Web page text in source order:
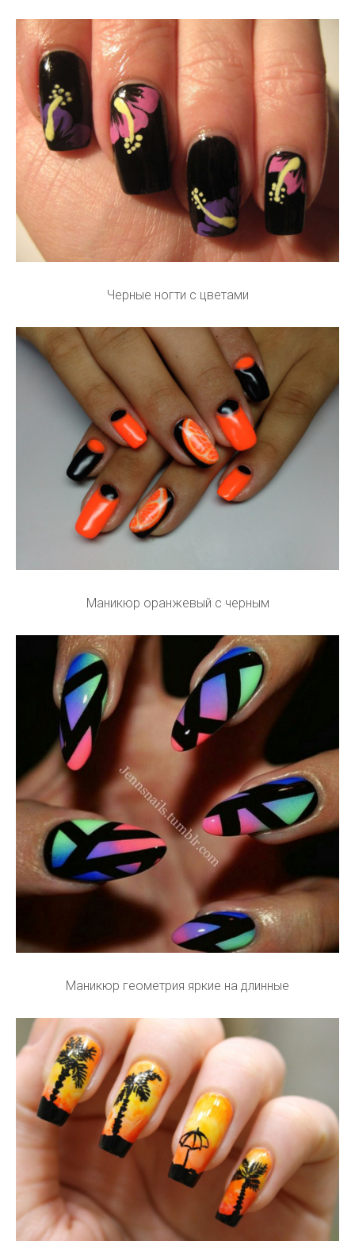
Черные ногти с цветами
Маникюр оранжевый с черным
Маникюр геометрия яркие на длинные